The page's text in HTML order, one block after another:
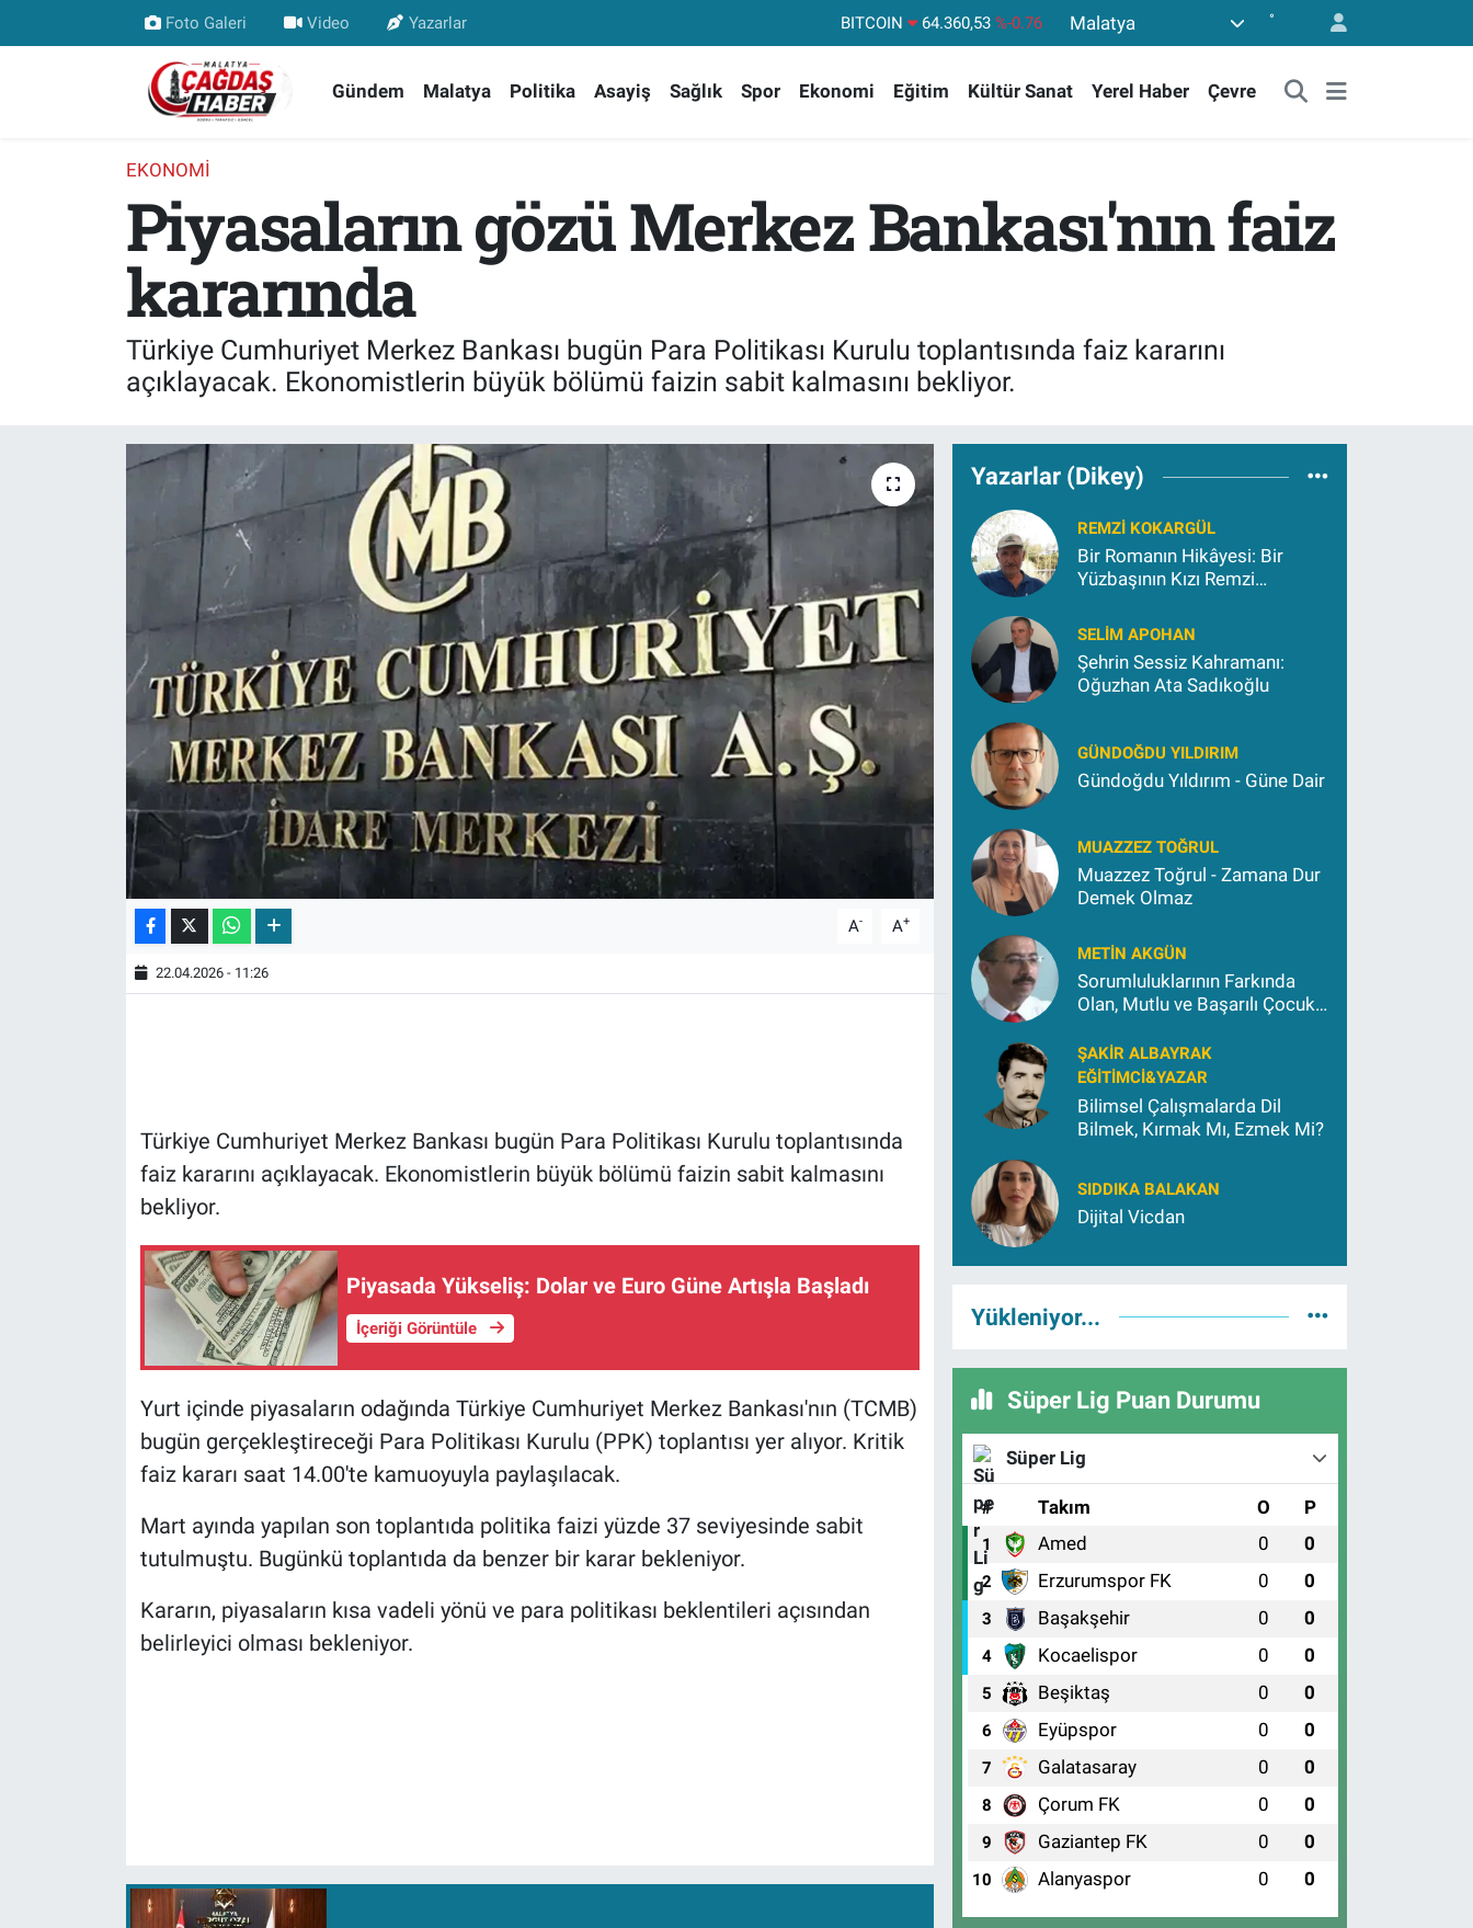
Foto Galeri Video Yazarlar DOLAR 47,7143 %0.16
STERLİN
64,2463 %0.07
BITCOIN
64.360,53 %-0.76
Malatya °
Gündem Malatya Politika Asayiş Sağlık Spor Ekonomi Eğitim Kültür Sanat Yerel Haber Çevre
EKONOMI
Piyasaların gözü Merkez Bankası'nın faiz
kararında
Türkiye Cumhuriyet Merkez Bankası bugün Para Politikası Kurulu toplantısında faiz kararını
açıklayacak. Ekonomistlerin büyük bölümü faizin sabit kalmasını bekliyor.
A- A+
22.04.2026 - 11:26
Türkiye Cumhuriyet Merkez Bankası bugün Para Politikası Kurulu toplantısında
faiz kararını açıklayacak. Ekonomistlerin büyük bölümü faizin sabit kalmasını
bekliyor.
Piyasada Yükseliş: Dolar ve Euro Güne Artışla Başladı
İçeriği Görüntüle
Yurt içinde piyasaların odağında Türkiye Cumhuriyet Merkez Bankası'nın (TCMB)
bugün gerçekleştireceği Para Politikası Kurulu (PPK) toplantısı yer alıyor. Kritik
faiz kararı saat 14.00'te kamuoyuyla paylaşılacak.
Mart ayında yapılan son toplantıda politika faizi yüzde 37 seviyesinde sabit
tutulmuştu. Bugünkü toplantıda da benzer bir karar bekleniyor.
Kararın, piyasaların kısa vadeli yönü ve para politikası beklentileri açısından
belirleyici olması bekleniyor.
Yazarlar (Dikey)
REMZI KOKARGÜL
Bir Romanın Hikâyesi: Bir
Yüzbaşının Kızı Remzi
SELIM APOHAN
Şehrin Sessiz Kahramanı:
Oğuzhan Ata Sadıkoğlu
GÜNDOĞDU YILDIRIM
Gündoğdu Yıldırım - Güne Dair
MUAZZEZ TOĞRUL
Muazzez Toğrul - Zamana Dur
Demek Olmaz
METIN AKGÜN
Sorumluluklarının Farkında
Olan, Mutlu ve Başarılı Çocuk
ŞAKIR ALBAYRAK
EĞITIMCI&YAZAR
Bilimsel Çalışmalarda Dil
Bilmek, Kırmak Mı, Ezmek Mi?
SIDDIKA BALAKAN
Dijital Vicdan
Yükleniyor...
Süper Lig Puan Durumu
Süper Lig
# Takım O P
1 Amed 0 0
2 Erzurumspor FK 0 0
3 Başakşehir 0 0
4 Kocaelispor 0 0
5 Beşiktaş 0 0
6 Eyüpspor 0 0
7 Galatasaray 0 0
8 Çorum FK 0 0
9 Gaziantep FK 0 0
10 Alanyaspor 0 0
Nöbetçi Eczaneler
Malatya Namaz Vakitleri
Trafik Durumu
Süper Lig Puan Durumu ve Fikstür
Tüm Manşetler
Haber Arşivi